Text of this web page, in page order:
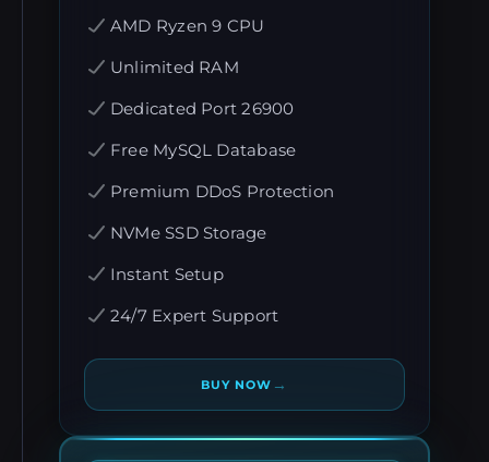
AMD Ryzen 9 CPU
Unlimited RAM
Dedicated Port 26900
Free MySQL Database
Premium DDoS Protection
NVMe SSD Storage
Instant Setup
24/7 Expert Support
BUY NOW →